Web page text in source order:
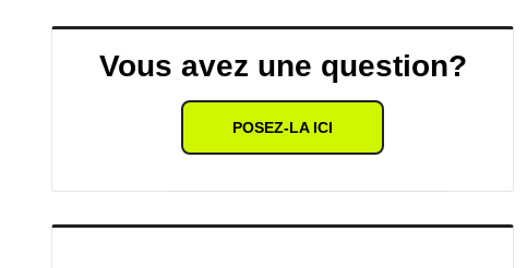
Vous avez une question?
POSEZ-LA ICI